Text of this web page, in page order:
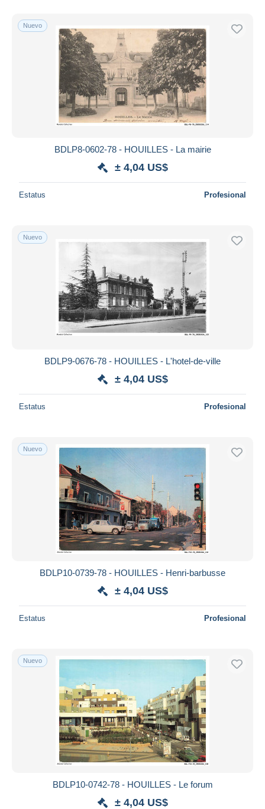
Nuevo
BDLP8-0602-78 - HOUILLES - La mairie
± 4,04 US$
Estatus Profesional
Nuevo
BDLP9-0676-78 - HOUILLES - L'hotel-de-ville
± 4,04 US$
Estatus Profesional
Nuevo
BDLP10-0739-78 - HOUILLES - Henri-barbusse
± 4,04 US$
Estatus Profesional
Nuevo
BDLP10-0742-78 - HOUILLES - Le forum
± 4,04 US$